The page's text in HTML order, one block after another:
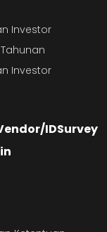
Investor
Investor
IDSurvey